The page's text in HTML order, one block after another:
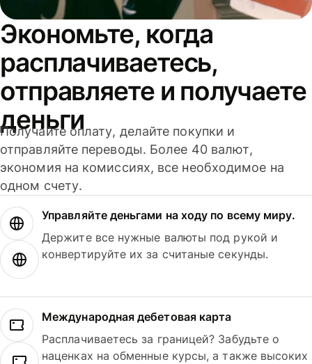
Экономьте, когда
расплачиваетесь,
отправляете и получаете
деньги
Получайте оплату, делайте покупки и
отправляйте переводы. Более 40 валют,
экономия на комиссиях, все необходимое на
одном счету.
Управляйте деньгами на ходу по всему миру.
Держите все нужные валюты под рукой и
конвертируйте их за считаные секунды.
Международная дебетовая карта
Расплачиваетесь за границей? Забудьте о
наценках на обменные курсы, а также высоких